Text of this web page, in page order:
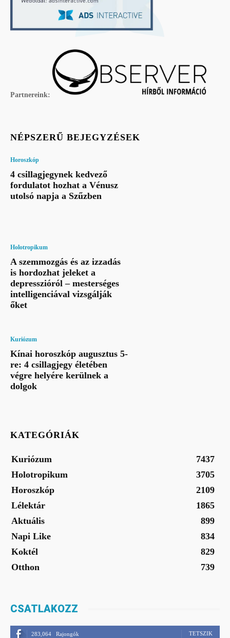
Partnereink:
NÉPSZERŰ BEJEGYZÉSEK
Horoszkóp
4 csillagjegynek kedvező
fordulatot hozhat a Vénusz
utolsó napja a Szűzben
Holotropikum
A szemmozgás és az izzadás
is hordozhat jeleket a
depresszióról – mesterséges
intelligenciával vizsgálják
őket
Kuriózum
Kínai horoszkóp augusztus 5-
re: 4 csillagjegy életében
végre helyére kerülnek a
dolgok
KATEGÓRIÁK
Kuriózum
7437
Holotropikum
3705
Horoszkóp
2109
Lélektár
1865
Aktuális
899
Napi Like
834
Koktél
829
Otthon
739
CSATLAKOZZ
283,064 Rajongók TETSZIK